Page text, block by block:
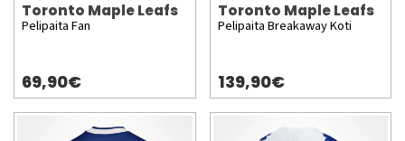
Toronto Maple Leafs
Pelipaita Fan
69,90€
Toronto Maple Leafs
Pelipaita Breakaway Koti
139,90€